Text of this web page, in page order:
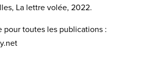
La lettre volée, 2022.
toutes les publications :